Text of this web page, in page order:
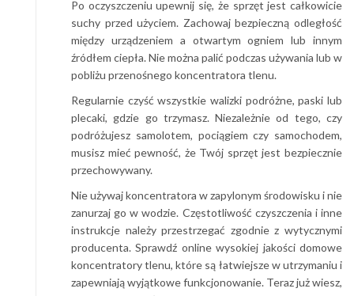
Po oczyszczeniu upewnij się, że sprzęt jest całkowicie
suchy przed użyciem. Zachowaj bezpieczną odległość
między urządzeniem a otwartym ogniem lub innym
źródłem ciepła. Nie można palić podczas używania lub w
pobliżu przenośnego koncentratora tlenu.
Regularnie czyść wszystkie walizki podróżne, paski lub
plecaki, gdzie go trzymasz. Niezależnie od tego, czy
podróżujesz samolotem, pociągiem czy samochodem,
musisz mieć pewność, że Twój sprzęt jest bezpiecznie
przechowywany.
Nie używaj koncentratora w zapylonym środowisku i nie
zanurzaj go w wodzie. Częstotliwość czyszczenia i inne
instrukcje należy przestrzegać zgodnie z wytycznymi
producenta. Sprawdź online wysokiej jakości domowe
koncentratory tlenu, które są łatwiejsze w utrzymaniu i
zapewniają wyjątkowe funkcjonowanie. Teraz już wiesz,